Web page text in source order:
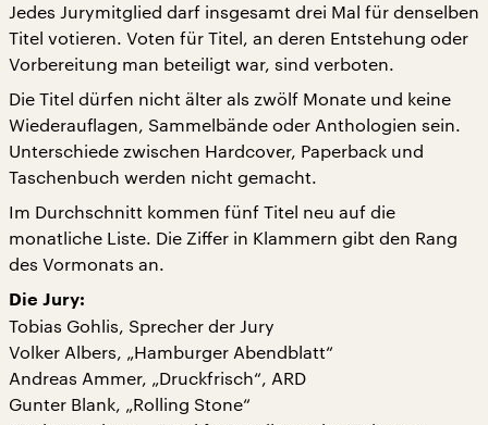
Jedes Jurymitglied darf insgesamt drei Mal für denselben
Titel votieren. Voten für Titel, an deren Entstehung oder
Vorbereitung man beteiligt war, sind verboten.
Die Titel dürfen nicht älter als zwölf Monate und keine
Wiederauflagen, Sammelbände oder Anthologien sein.
Unterschiede zwischen Hardcover, Paperback und
Taschenbuch werden nicht gemacht.
Im Durchschnitt kommen fünf Titel neu auf die
monatliche Liste. Die Ziffer in Klammern gibt den Rang
des Vormonats an.
Die Jury:
Tobias Gohlis, Sprecher der Jury
Volker Albers, „Hamburger Abendblatt“
Andreas Ammer, „Druckfrisch“, ARD
Gunter Blank, „Rolling Stone“